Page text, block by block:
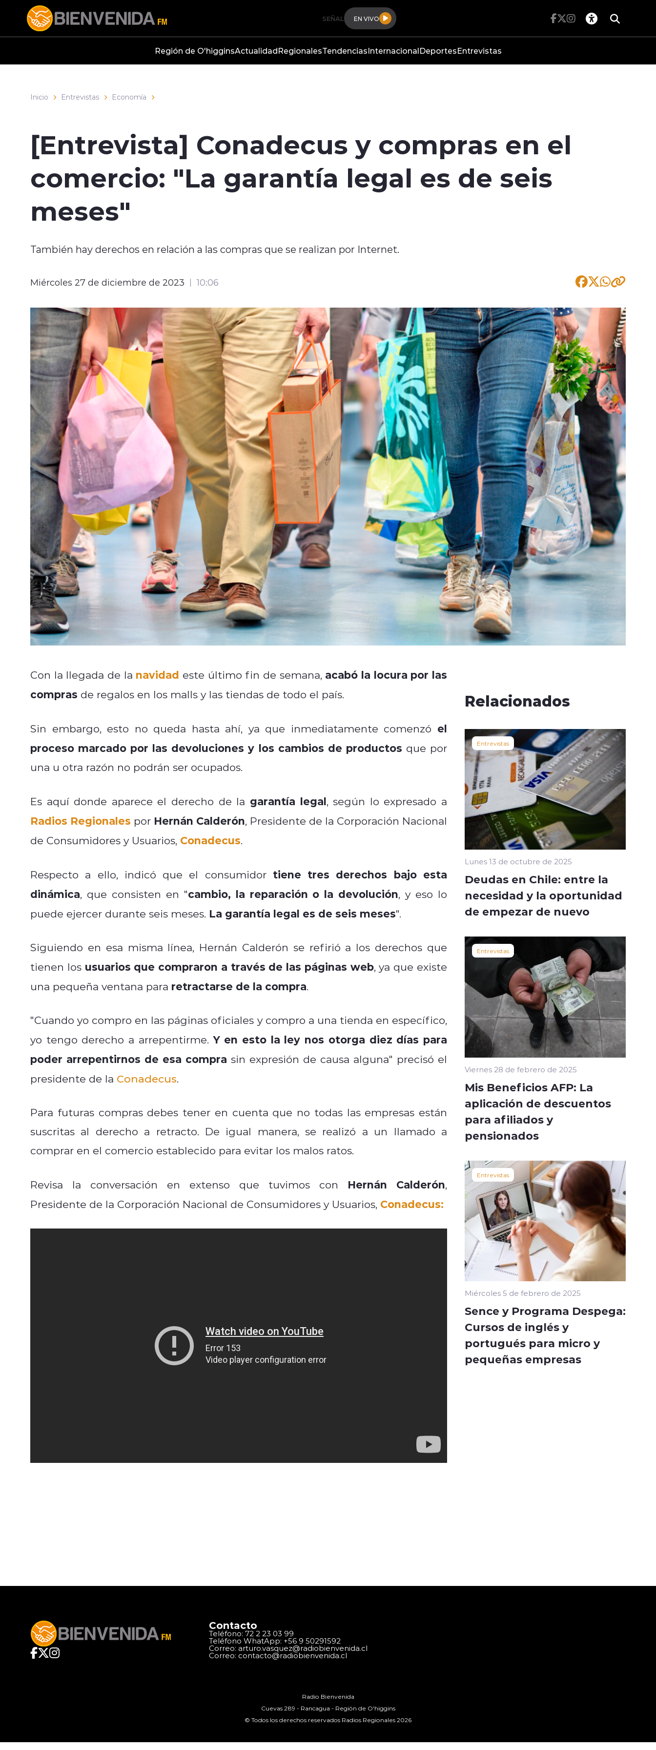
Click acá para ir directamente al contenido
SEÑAL EN VIVO
Región de O'higginsActualidadRegionalesTendenciasInternacionalDeportesEntrevistas
Inicio Entrevistas Economía
[Entrevista] Conadecus y compras en el
comercio: "La garantía legal es de seis
meses"
También hay derechos en relación a las compras que se realizan por Internet.
Miércoles 27 de diciembre de 2023 10:06
Con la llegada de la navidad este último fin de semana, acabó la locura por las
compras de regalos en los malls y las tiendas de todo el país.
Sin embargo, esto no queda hasta ahí, ya que inmediatamente comenzó el
proceso marcado por las devoluciones y los cambios de productos que por
una u otra razón no podrán ser ocupados.
Es aquí donde aparece el derecho de la garantía legal, según lo expresado a
Radios Regionales por Hernán Calderón, Presidente de la Corporación Nacional
de Consumidores y Usuarios, Conadecus.
Respecto a ello, indicó que el consumidortiene tres derechos bajo esta
dinámica, que consisten en "cambio, la reparación o la devolución, y eso lo
puede ejercer durante seis meses. La garantía legal es de seis meses".
Siguiendo en esa misma línea, Hernán Calderón se refirió a los derechos que
tienen los usuarios que compraron a través de las páginas web, ya que existe
una pequeña ventana para retractarse de la compra.
"Cuando yo compro en las páginas oficiales y compro a una tienda en específico,
yo tengo derecho a arrepentirme.Y en esto la ley nos otorga diez días para
poder arrepentirnos de esa compra sin expresión de causa alguna" precisó el
presidente de la Conadecus.
Para futuras compras debes tener en cuenta que no todas las empresas están
suscritas al derecho a retracto. De igual manera, se realizó a un llamado a
comprar en el comercio establecido para evitar los malos ratos.
Revisa la conversación en extenso que tuvimos con Hernán Calderón,
Presidente de la Corporación Nacional de Consumidores y Usuarios, Conadecus:
Relacionados
Entrevistas
Lunes 13 de octubre de 2025
Deudas en Chile: entre la
necesidad y la oportunidad
de empezar de nuevo
Entrevistas
Viernes 28 de febrero de 2025
Mis Beneficios AFP: La
aplicación de descuentos
para afiliados y
pensionados
Entrevistas
Miércoles 5 de febrero de 2025
Sence y Programa Despega:
Cursos de inglés y
portugués para micro y
pequeñas empresas
Contacto
Teléfono: 72 2 23 03 99
Teléfono WhatApp: +56 9 50291592
Correo: arturo.vasquez@radiobienvenida.cl
Correo: contacto@radiobienvenida.cl
Radio Bienvenida
Cuevas 289 - Rancagua - Región de O'higgins
© Todos los derechos reservados Radios Regionales 2026